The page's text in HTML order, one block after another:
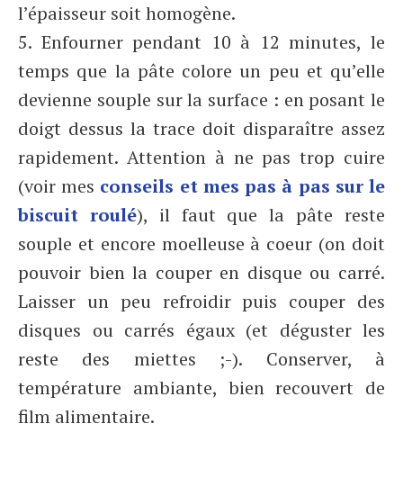
l’épaisseur soit homogène.
5. Enfourner pendant 10 à 12 minutes, le
temps que la pâte colore un peu et qu’elle
devienne souple sur la surface : en posant le
doigt dessus la trace doit disparaître assez
rapidement. Attention à ne pas trop cuire
(voir mes conseils et mes pas à pas sur le
biscuit roulé), il faut que la pâte reste
souple et encore moelleuse à coeur (on doit
pouvoir bien la couper en disque ou carré.
Laisser un peu refroidir puis couper des
disques ou carrés égaux (et déguster les
reste des miettes ;-). Conserver, à
température ambiante, bien recouvert de
film alimentaire.